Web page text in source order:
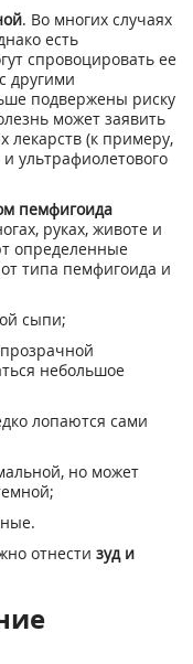
. Во многих случаях
есть
спровоцировать ее
другими
подвержены риску
может заявить
лекарств (к примеру,
ультрафиолетового
пемфигоида
руках, животе и
определенные
типа пемфигоида и
сыпи;
небольшое
лопаются сами
но может
отнести зуд и